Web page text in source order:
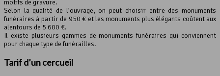
motifs de gravure.
Selon la qualité de l’ouvrage, on peut choisir entre des monuments
funéraires à partir de 950 € et les monuments plus élégants coûtent aux
alentours de 5 600 €.
Il existe plusieurs gammes de monuments funéraires qui conviennent
pour chaque type de funérailles.
Tarif d’un cercueil